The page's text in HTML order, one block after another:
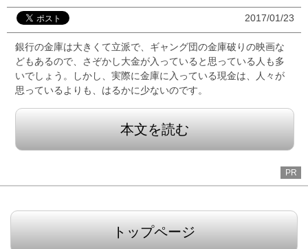
2017/01/23
銀行の金庫は大きくて立派で、ギャング団の金庫破りの映画な
どもあるので、さぞかし大金が入っていると思っている人も多
いでしょう。しかし、実際に金庫に入っている現金は、人々が
思っているよりも、はるかに少ないのです。
本文を読む
PR
トップページ